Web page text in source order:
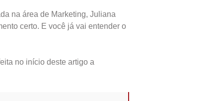
na área de Marketing, Juliana
certo. E você já vai entender o
no início deste artigo a